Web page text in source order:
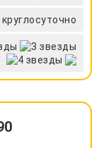
круглосуточно